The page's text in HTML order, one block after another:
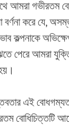
আমরা গভীরতম
করে যে,
কল্পনাকে
পেরে আমরা
এই
বোধিচিত্তটি